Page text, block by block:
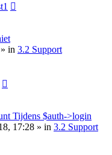
in 3.2 Support
Tijdens $auth->login
17:28 » in 3.2 Support